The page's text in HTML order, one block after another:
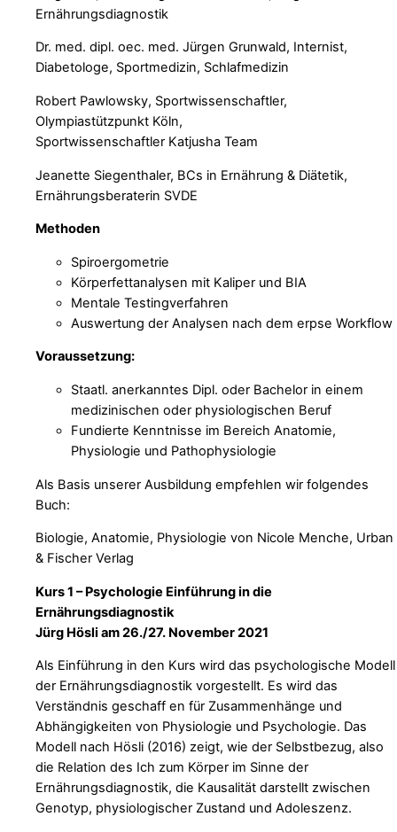
Ernährungsdiagnostik
Dr. med. dipl. oec. med. Jürgen Grunwald, Internist,
Diabetologe, Sportmedizin, Schlafmedizin
Robert Pawlowsky, Sportwissenschaftler,
Olympiastützpunkt Köln,
Sportwissenschaftler Katjusha Team
Jeanette Siegenthaler, BCs in Ernährung & Diätetik,
Ernährungsberaterin SVDE
Methoden
Spiroergometrie
Körperfettanalysen mit Kaliper und BIA
Mentale Testingverfahren
Auswertung der Analysen nach dem erpse Workflow
Voraussetzung:
Staatl. anerkanntes Dipl. oder Bachelor in einem
medizinischen oder physiologischen Beruf
Fundierte Kenntnisse im Bereich Anatomie,
Physiologie und Pathophysiologie
Als Basis unserer Ausbildung empfehlen wir folgendes
Buch:
Biologie, Anatomie, Physiologie von Nicole Menche, Urban
& Fischer Verlag
Kurs 1 – Psychologie Einführung in die
Ernährungsdiagnostik
Jürg Hösli am 26./27. November 2021
Als Einführung in den Kurs wird das psychologische Modell
der Ernährungsdiagnostik vorgestellt. Es wird das
Verständnis geschaff en für Zusammenhänge und
Abhängigkeiten von Physiologie und Psychologie. Das
Modell nach Hösli (2016) zeigt, wie der Selbstbezug, also
die Relation des Ich zum Körper im Sinne der
Ernährungsdiagnostik, die Kausalität darstellt zwischen
Genotyp, physiologischer Zustand und Adoleszenz.